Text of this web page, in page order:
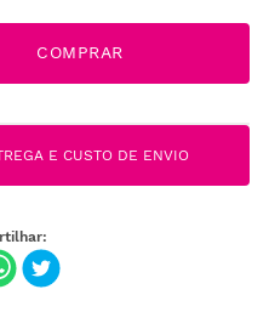
COMPRAR
E CUSTO DE ENVIO